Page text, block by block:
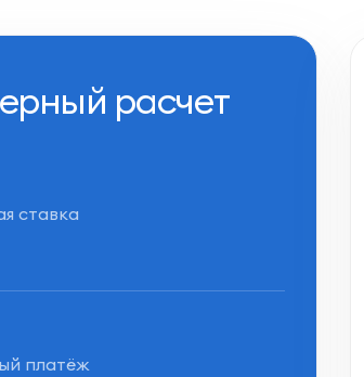
расчет
ставка
платёж